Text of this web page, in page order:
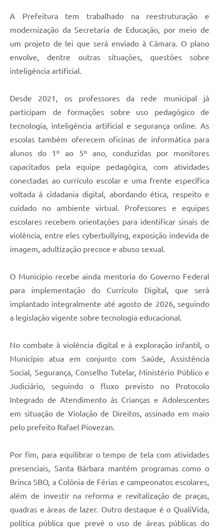
A Prefeitura tem trabalhado na reestruturação e
modernização da Secretaria de Educação, por meio de
um projeto de lei que será enviado à Câmara. O plano
envolve, dentre outras situações, questões sobre
inteligência artificial.
Desde 2021, os professores da rede municipal já
participam de formações sobre uso pedagógico de
tecnologia, inteligência artificial e segurança online. As
escolas também oferecem oficinas de informática para
alunos do 1º ao 5º ano, conduzidas por monitores
capacitados pela equipe pedagógica, com atividades
conectadas ao currículo escolar e uma frente específica
voltada à cidadania digital, abordando ética, respeito e
cuidado no ambiente virtual. Professores e equipes
escolares recebem orientações para identificar sinais de
violência, entre eles cyberbullying, exposição indevida de
imagem, adultização precoce e abuso sexual.
O Município recebe ainda mentoria do Governo Federal
para implementação do Currículo Digital, que será
implantado integralmente até agosto de 2026, seguindo
a legislação vigente sobre tecnologia educacional.
No combate à violência digital e à exploração infantil, o
Município atua em conjunto com Saúde, Assistência
Social, Segurança, Conselho Tutelar, Ministério Público e
Judiciário, seguindo o fluxo previsto no Protocolo
Integrado de Atendimento às Crianças e Adolescentes
em situação de Violação de Direitos, assinado em maio
pelo prefeito Rafael Piovezan.
Por fim, para equilibrar o tempo de tela com atividades
presenciais, Santa Bárbara mantém programas como o
Brinca SBO, a Colônia de Férias e campeonatos escolares,
além de investir na reforma e revitalização de praças,
quadras e áreas de lazer. Outro destaque é o QualiVida,
política pública que prevê o uso de áreas públicas do